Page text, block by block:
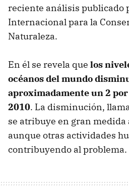
reciente análisis publicado
Internacional para la
Naturaleza.
En él se revela que los
océanos del mundo
aproximadamente un 2
2010. La disminución,
se atribuye en gran
aunque otras actividades
contribuyendo al problema.